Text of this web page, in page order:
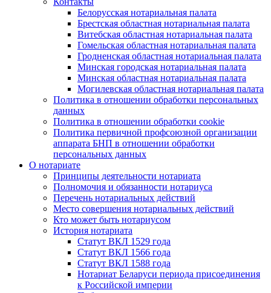
Белорусская нотариальная палата
Брестская областная нотариальная палата
Витебская областная нотариальная палата
Гомельская областная нотариальная палата
Гродненская областная нотариальная палата
Минская городская нотариальная палата
Минская областная нотариальная палата
Могилевская областная нотариальная палата
Политика в отношении обработки персональных
данных
Политика в отношении обработки cookie
Политика первичной профсоюзной организации
аппарата БНП в отношении обработки
персональных данных
О нотариате
Принципы деятельности нотариата
Полномочия и обязанности нотариуса
Перечень нотариальных действий
Место совершения нотариальных действий
Кто может быть нотариусом
История нотариата
Статут ВКЛ 1529 года
Статут ВКЛ 1566 года
Статут ВКЛ 1588 года
Нотариат Беларуси периода присоединения
к Российской империи